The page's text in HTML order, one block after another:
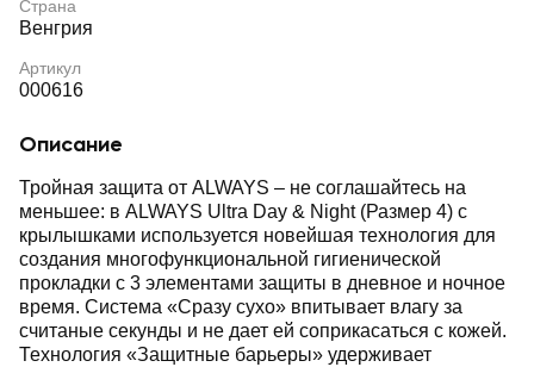
Страна
Венгрия
Артикул
000616
Описание
Тройная защита от ALWAYS – не соглашайтесь на
меньшее: в ALWAYS Ultra Day & Night (Размер 4) с
крылышками используется новейшая технология для
создания многофункциональной гигиенической
прокладки с 3 элементами защиты в дневное и ночное
время. Система «Сразу сухо» впитывает влагу за
считаные секунды и не дает ей соприкасаться с кожей.
Технология «Защитные барьеры» удерживает